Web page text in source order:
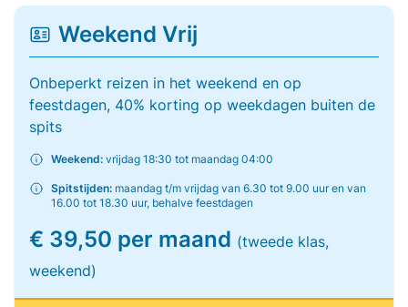
Weekend Vrij
Onbeperkt reizen in het weekend en op
feestdagen, 40% korting op weekdagen buiten de
spits
Weekend: vrijdag 18:30 tot maandag 04:00
Spitstijden: maandag t/m vrijdag van 6.30 tot 9.00 uur en van
16.00 tot 18.30 uur, behalve feestdagen
€ 39,50 per maand (tweede klas,
weekend)